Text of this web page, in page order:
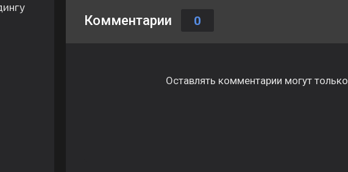
Комментарии 0
Оставлять комментарии могут только